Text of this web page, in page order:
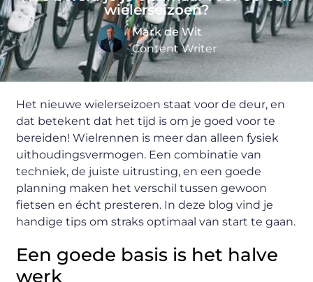
wielerseizoen?
Mark de Wit
Content Writer
Het nieuwe wielerseizoen staat voor de deur, en
dat betekent dat het tijd is om je goed voor te
bereiden! Wielrennen is meer dan alleen fysiek
uithoudingsvermogen. Een combinatie van
techniek, de juiste uitrusting, en een goede
planning maken het verschil tussen gewoon
fietsen en écht presteren. In deze blog vind je
handige tips om straks optimaal van start te gaan.
Een goede basis is het halve
werk